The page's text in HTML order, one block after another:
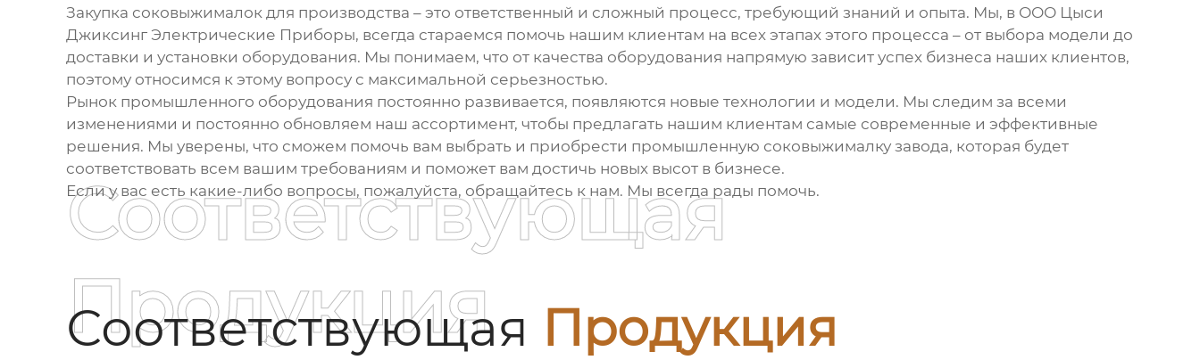
Закупка соковыжималок для производства – это ответственный и сложный процесс, требующий знаний и опыта. Мы, в ООО Цыси
Джиксинг Электрические Приборы, всегда стараемся помочь нашим клиентам на всех этапах этого процесса – от выбора модели до
доставки и установки оборудования. Мы понимаем, что от качества оборудования напрямую зависит успех бизнеса наших клиентов,
поэтому относимся к этому вопросу с максимальной серьезностью.
Рынок промышленного оборудования постоянно развивается, появляются новые технологии и модели. Мы следим за всеми
изменениями и постоянно обновляем наш ассортимент, чтобы предлагать нашим клиентам самые современные и эффективные
решения. Мы уверены, что сможем помочь вам выбрать и приобрести промышленную соковыжималку завода, которая будет
соответствовать всем вашим требованиям и поможет вам достичь новых высот в бизнесе.
Если у вас есть какие-либо вопросы, пожалуйста, обращайтесь к нам. Мы всегда рады помочь.
Соответствующая Продукция
Соответствующая
Продукция